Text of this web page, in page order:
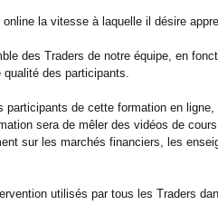
la vitesse à laquelle il désire
des Traders de notre équipe, en
qualité des participants.
participants de cette formation en
sera de mêler des vidéos de
sur les marchés financiers, les
utilisés par tous les Traders